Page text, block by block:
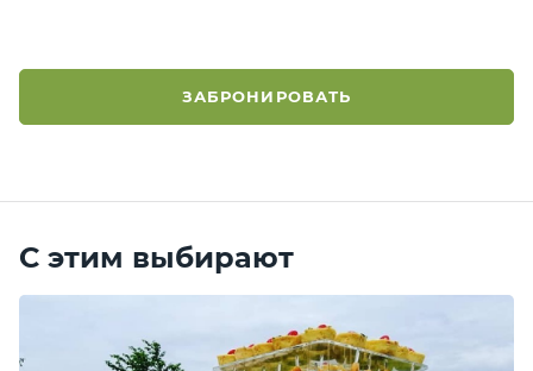
ЗАБРОНИРОВАТЬ
С этим выбирают